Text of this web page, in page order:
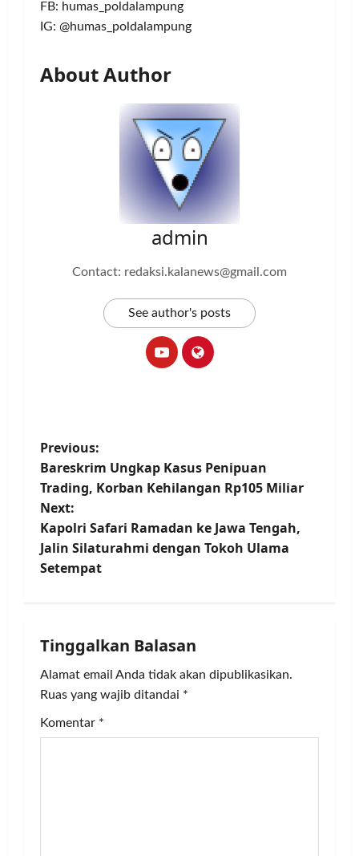
FB: humas_poldalampung
IG: @humas_poldalampung
About Author
admin
Contact: redaksi.kalanews@gmail.com
See author's posts
P
o
s
t
v
i
g
Previous:
Bareskrim Ungkap Kasus Penipuan
Trading, Korban Kehilangan Rp105 Miliar
Next:
Kapolri Safari Ramadan ke Jawa Tengah,
Jalin Silaturahmi dengan Tokoh Ulama
Setempat
Tinggalkan Balasan
Alamat email Anda tidak akan dipublikasikan.
Ruas yang wajib ditandai *
Komentar *